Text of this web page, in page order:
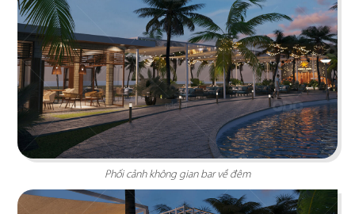
KATINAT WATERBUS
Dự án được chúng tôi hoàn thiện gấp rút trong 35
ngày, mang đến một không gian thưởng thức
cafe - trà sữa ấn tượng
Phối cảnh không gian bar về đêm